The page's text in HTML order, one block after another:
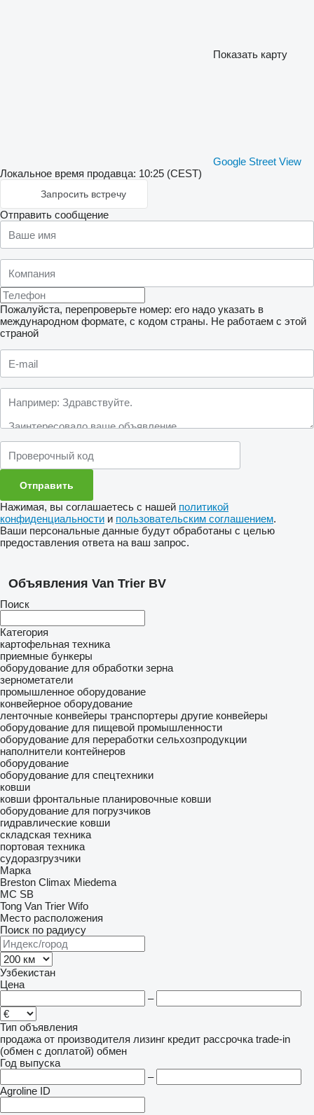
Показать карту
Google Street View
Локальное время продавца: 10:25 (CEST)
Запросить встречу
Отправить сообщение
Пожалуйста, перепроверьте номер: его надо указать в
международном формате, с кодом страны. Не работаем с этой
страной
Нажимая, вы соглашаетесь с нашей политикой
конфиденциальности и пользовательским соглашением.
Ваши персональные данные будут обработаны с целью
предоставления ответа на ваш запрос.
Объявления Van Trier BV
Поиск
Категория
картофельная техника
приемные бункеры
оборудование для обработки зерна
зернометатели
промышленное оборудование
конвейерное оборудование
ленточные конвейеры транспортеры другие конвейеры
оборудование для пищевой промышленности
оборудование для переработки сельхозпродукции
наполнители контейнеров
оборудование
оборудование для спецтехники
ковши
ковши фронтальные планировочные ковши
оборудование для погрузчиков
гидравлические ковши
складская техника
портовая техника
судоразгрузчики
Марка
Breston Climax Miedema
MC SB
Tong Van Trier Wifo
Место расположения
Поиск по радиусу
Узбекистан
Цена
–
Тип объявления
продажа от производителя лизинг кредит рассрочка trade-in
(обмен с доплатой) обмен
Год выпуска
–
Agroline ID